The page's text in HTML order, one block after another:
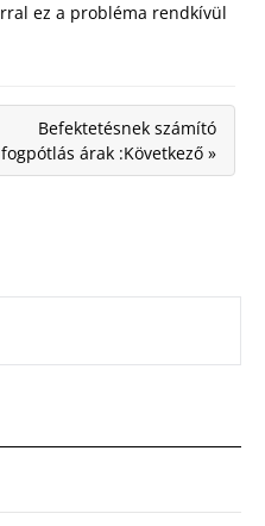
ez a probléma rendkívül
Befektetésnek számító
fogpótlás árak :Következő »